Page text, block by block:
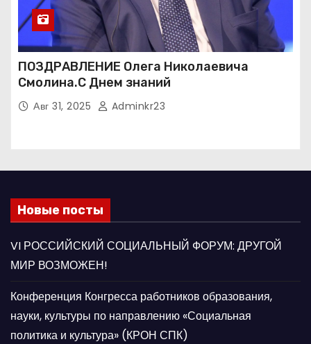
ПОЗДРАВЛЕНИЕ Олега Николаевича
Смолина.С Днем знаний
Авг 31, 2025 Adminkr23
Новые посты
VI РОССИЙСКИЙ СОЦИАЛЬНЫЙ ФОРУМ: ДРУГОЙ
МИР ВОЗМОЖЕН!
Конференция Конгресса работников образования,
науки, культуры по направлению «Социальная
политика и культура» (КРОН СПК)